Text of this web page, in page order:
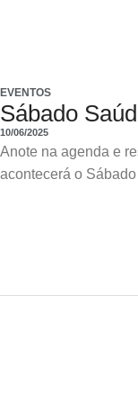
EVENTOS
Sábado
10/06/2025
Anote na agenda e
acontecerá o